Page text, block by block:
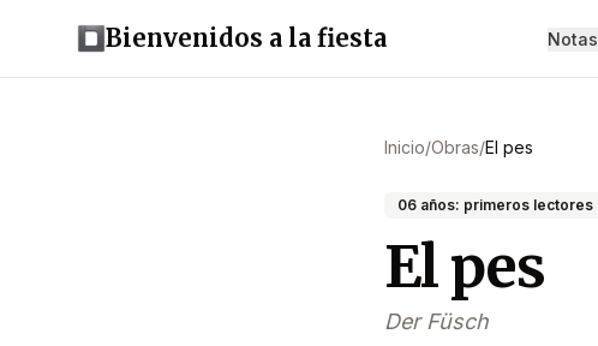
Bienvenidos a la fiesta Notas
Inicio/Obras/El pes
06 años: primeros lectores
El pes
Der Füsch